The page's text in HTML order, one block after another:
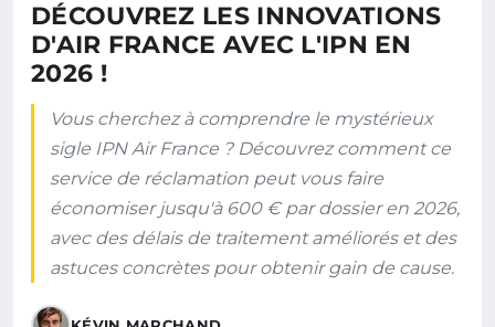
DÉCOUVREZ LES INNOVATIONS
D'AIR FRANCE AVEC L'IPN EN
2026 !
Vous cherchez à comprendre le mystérieux
sigle IPN Air France ? Découvrez comment ce
service de réclamation peut vous faire
économiser jusqu'à 600 € par dossier en 2026,
avec des délais de traitement améliorés et des
astuces concrètes pour obtenir gain de cause.